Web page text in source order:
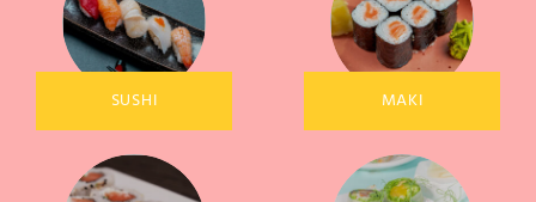
SUSHI MAKI